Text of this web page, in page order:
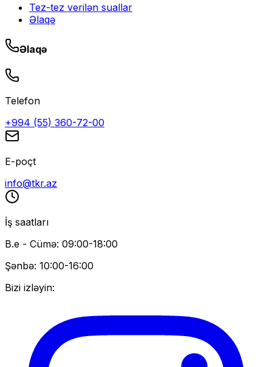
Tez-tez verilən suallar
Əlaqə
Əlaqə
Telefon
+994 (55) 360-72-00
E-poçt
info@tkr.az
İş saatları
B.e - Cümə: 09:00-18:00
Şənbə: 10:00-16:00
Bizi izləyin: